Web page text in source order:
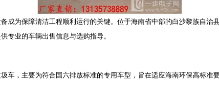
成为保障清洁工程顺利运行的关键。位于海南省中部的白沙黎族自治
专业的车辆出售信息与选购指导。
车，主要为符合国六排放标准的专用车型，旨在适应海南环保高标准